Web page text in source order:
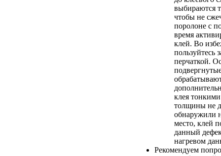
выбираются
чтобы не
поролоне с
время
клей. Во
пользуйтесь
перчаткой.
клея
толщины не
обнаружили
место, клей
данный
нагревом
Рекомендуем